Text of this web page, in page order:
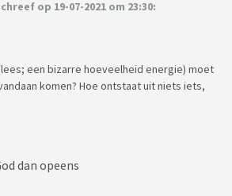
op 19-07-2021 om 23:30:
een bizarre hoeveelheid energie) moet
komen? Hoe ontstaat uit niets iets,
dan opeens